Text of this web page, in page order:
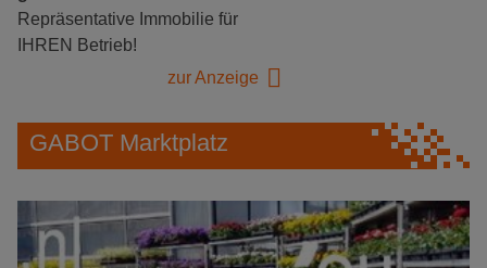
Repräsentative Immobilie für
IHREN Betrieb!
zur Anzeige
GABOT Marktplatz